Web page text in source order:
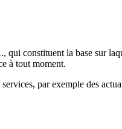
constituent la base sur
à tout moment.
par exemple des